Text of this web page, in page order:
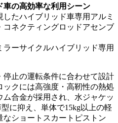
車の高効率な利用シーン
たハイブリッド車専用アルミ
ネクティングロッドアセンブ
ーサイクルハイブリッド専用
止の運転条件に合わせて設計
ックには高強度・高靭性の熱処
合金が採用され、水ジャケッ
に抑え、単体で15kg以上の軽
ショートスカートピストン